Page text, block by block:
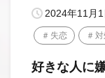
2024年11月1
失恋 対
好きな人に